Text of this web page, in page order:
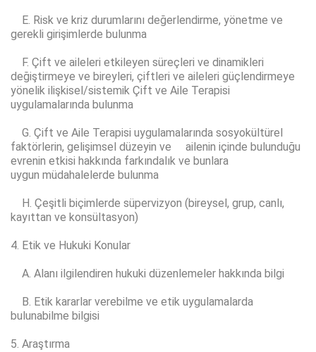
E. Risk ve kriz durumlarını değerlendirme, yönetme ve
gerekli girişimlerde bulunma
F. Çift ve aileleri etkileyen süreçleri ve dinamikleri
değiştirmeye ve bireyleri, çiftleri ve aileleri güçlendirmeye
yönelik ilişkisel/sistemik Çift ve Aile Terapisi
uygulamalarında bulunma
G. Çift ve Aile Terapisi uygulamalarında sosyokültürel
faktörlerin, gelişimsel düzeyin ve ailenin içinde bulunduğu
evrenin etkisi hakkında farkındalık ve bunlara
uygun müdahalelerde bulunma
H. Çeşitli biçimlerde süpervizyon (bireysel, grup, canlı,
kayıttan ve konsültasyon)
4. Etik ve Hukuki Konular
A. Alanı ilgilendiren hukuki düzenlemeler hakkında bilgi
B. Etik kararlar verebilme ve etik uygulamalarda
bulunabilme bilgisi
5. Araştırma